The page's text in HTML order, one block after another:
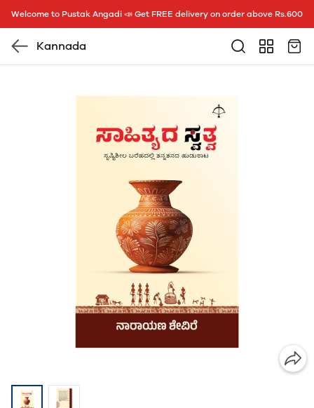
Welcome to Pustak Angadi 📣 Get FREE delivery on order above Rs.600
Kannada